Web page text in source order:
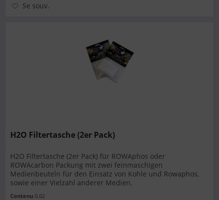
Se souv.
H2O Filtertasche (2er Pack)
H2O Filtertasche (2er Pack) für ROWAphos oder
ROWAcarbon Packung mit zwei feinmaschigen
Medienbeuteln für den Einsatz von Kohle und Rowaphos,
sowie einer Vielzahl anderer Medien.
Contenu 0.02